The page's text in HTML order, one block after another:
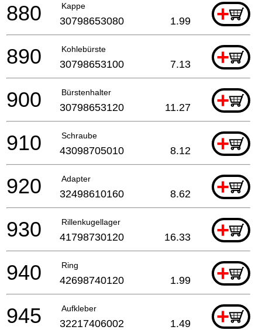
Kappe +
880 30798653080 1.99
Kohlebürste +
890 30798653100 7.13
Bürstenhalter +
900 30798653120 11.27
Schraube +
910 43098705010 8.12
Adapter +
920 32498610160 8.62
Rillenkugellager +
930 41798730120 16.33
Ring +
940 42698740120 1.99
Aufkleber +
945 32217406002 1.49